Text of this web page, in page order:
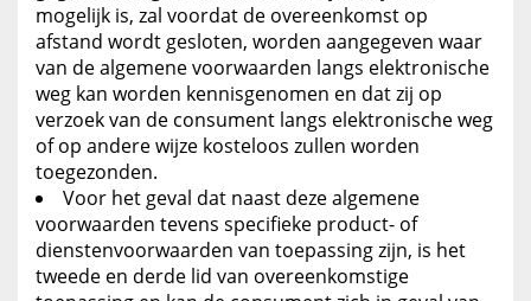
mogelijk is, zal voordat de overeenkomst op
afstand wordt gesloten, worden aangegeven waar
van de algemene voorwaarden langs elektronische
weg kan worden kennisgenomen en dat zij op
verzoek van de consument langs elektronische weg
of op andere wijze kosteloos zullen worden
toegezonden.
Voor het geval dat naast deze algemene
voorwaarden tevens specifieke product- of
dienstenvoorwaarden van toepassing zijn, is het
tweede en derde lid van overeenkomstige